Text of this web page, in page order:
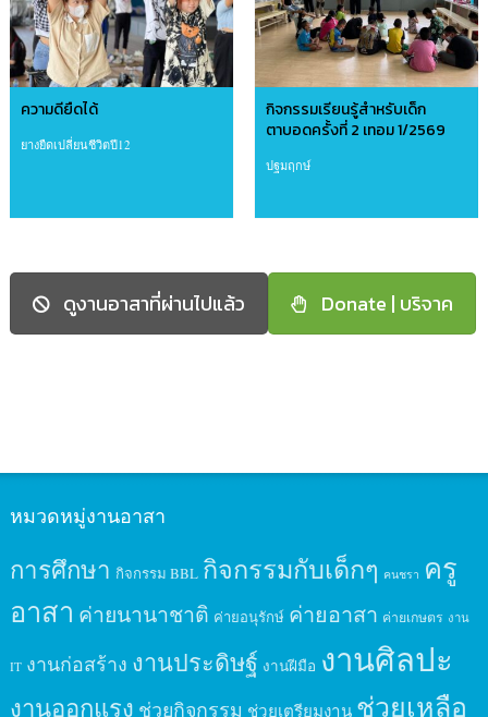
ความดียืดได้
ยางยืดเปลี่ยนชีวิตปี12
กิจกรรมเรียนรู้สำหรับเด็ก
ตาบอดครั้งที่ 2 เทอม 1/2569
ปฐมฤกษ์
ดูงานอาสาที่ผ่านไปแล้ว Donate | บริจาค
หมวดหมู่งานอาสา
การศึกษา กิจกรรม BBL กิจกรรมกับเด็กๆ คนชรา ครู
อาสา ค่ายนานาชาติ ค่ายอนุรักษ์ ค่ายอาสา ค่ายเกษตร งาน
IT งานก่อสร้าง งานประดิษฐ์ งานฝีมือ งานศิลปะ
งานออกแรง ช่วยกิจกรรม ช่วยเตรียมงาน ช่วยเหลือ